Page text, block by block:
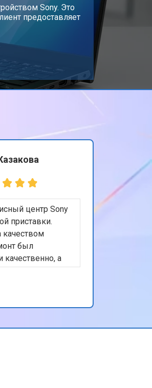
Заказать
Заказать
Заказать
Заказать
Sony. Это
предоставляет
центр Sony
приставки.
качеством
был
а
вежлив и
за вашу помощь и